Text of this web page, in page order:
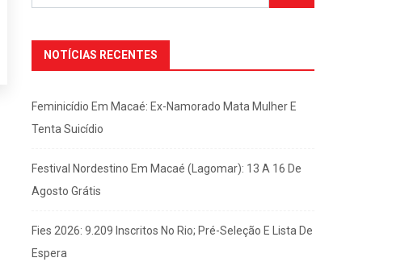
NOTÍCIAS RECENTES
Feminicídio Em Macaé: Ex-Namorado Mata Mulher E
Tenta Suicídio
Festival Nordestino Em Macaé (Lagomar): 13 A 16 De
Agosto Grátis
Fies 2026: 9.209 Inscritos No Rio; Pré-Seleção E Lista De
Espera